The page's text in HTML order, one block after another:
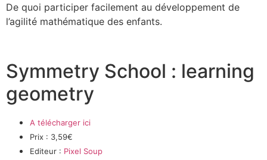
De quoi participer facilement au développement de
l’agilité mathématique des enfants.
Symmetry School : learning
geometry
A télécharger ici
Prix : 3,59€
Editeur : Pixel Soup